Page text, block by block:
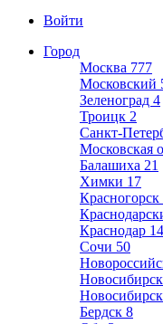
Войти
Город
Москва 777
Московский
Зеленоград 4
Троицк 2
Санкт-
Московская
Балашиха 21
Химки 17
Красногорск
Краснодар
Сочи 50
Новосибирск
Бердск 8